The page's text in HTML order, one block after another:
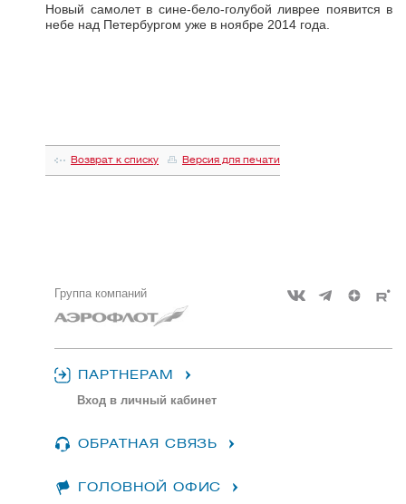
Новый самолет в сине-бело-голубой ливрее появится в
небе над Петербургом уже в ноябре 2014 года.
Возврат к списку Версия для печати
Группа компаний
ПАРТНЕРАМ
Вход в личный кабинет
ОБРАТНАЯ СВЯЗЬ
ГОЛОВНОЙ ОФИС